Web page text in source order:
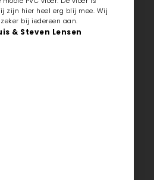
zijn hier heel erg blij mee. Wij
bij iedereen aan.
& Steven Lensen